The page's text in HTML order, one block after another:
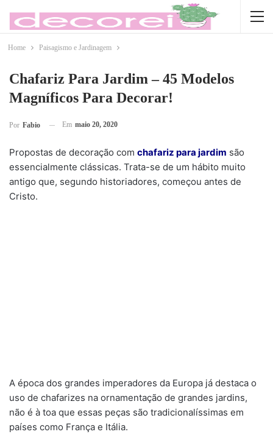
Home Paisagismo e Jardinagem
Chafariz Para Jardim – 45 Modelos
Magníficos Para Decorar!
Por Fabio Em maio 20, 2020
Propostas de decoração com chafariz para jardim são
essencialmente clássicas. Trata-se de um hábito muito
antigo que, segundo historiadores, começou antes de
Cristo.
A época dos grandes imperadores da Europa já destaca o
uso de chafarizes na ornamentação de grandes jardins,
não é à toa que essas peças são tradicionalíssimas em
países como França e Itália.